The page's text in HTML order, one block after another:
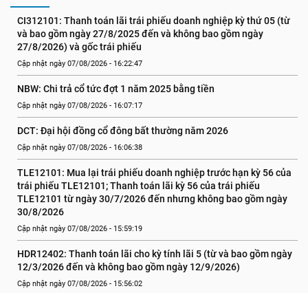
CI312101: Thanh toán lãi trái phiếu doanh nghiệp kỳ thứ 05 (từ
và bao gồm ngày 27/8/2025 đến và không bao gồm ngày
27/8/2026) và gốc trái phiếu
Cập nhật ngày 07/08/2026 - 16:22:47
NBW: Chi trả cổ tức đợt 1 năm 2025 bằng tiền
Cập nhật ngày 07/08/2026 - 16:07:17
DCT: Đại hội đồng cổ đông bất thường năm 2026
Cập nhật ngày 07/08/2026 - 16:06:38
TLE12101: Mua lại trái phiếu doanh nghiệp trước hạn kỳ 56 của
trái phiếu TLE12101; Thanh toán lãi kỳ 56 của trái phiếu
TLE12101 từ ngày 30/7/2026 đến nhưng không bao gồm ngày
30/8/2026
Cập nhật ngày 07/08/2026 - 15:59:19
HDR12402: Thanh toán lãi cho kỳ tính lãi 5 (từ và bao gồm ngày
12/3/2026 đến và không bao gồm ngày 12/9/2026)
Cập nhật ngày 07/08/2026 - 15:56:02